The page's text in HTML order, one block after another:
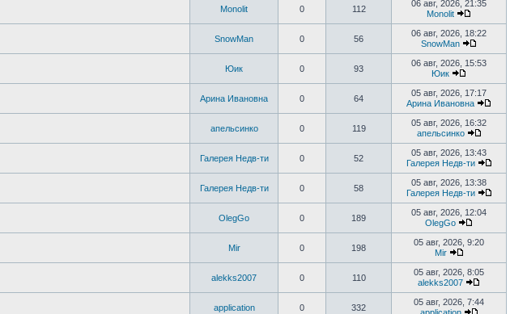
Monolit 0 112
06 авг, 2026, 21:35
Monolit
Перейти
к
последнему
SnowMan 0 56
06 авг, 2026, 18:22
SnowMan
Перейти
к
Юик 0 93
06 авг, 2026, 15:53
Юик
Перейти
к
последнему
Арина Ивановна 0 64
05 авг, 2026, 17:17
Арина Ивановна
Перейти
апельсинко 0 119
05 авг, 2026, 16:32
апельсинко
Перейти
к
Галерея Недв-ти 0 52
05 авг, 2026, 13:43
Галерея Недв-ти
Перейти
Галерея Недв-ти 0 58
05 авг, 2026, 13:38
Галерея Недв-ти
Перейти
OlegGo 0 189
05 авг, 2026, 12:04
OlegGo
Перейти
к
Mir 0 198
05 авг, 2026, 9:20
Mir
Перейти
к
последнему
alekks2007 0 110
05 авг, 2026, 8:05
alekks2007
Перейти
к
application 0 332
05 авг, 2026, 7:44